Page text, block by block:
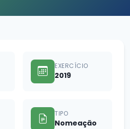
EXERCÍCIO
2019
TIPO
Nomeação